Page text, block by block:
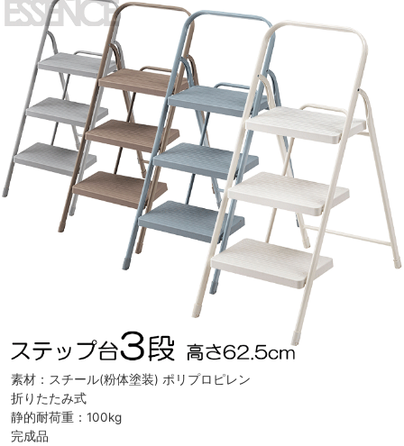
素材：スチール(粉体塗装) ポリプロピレン
折りたたみ式
静的耐荷重：100kg
完成品